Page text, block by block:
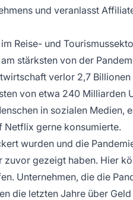
und veranlasst
Reise- und
stärksten von der
verlor 2,7 Billionen
von etwa 240 Milliarden
in sozialen Medien,
Netflix gerne konsumierte.
wurden und die
gezeigt haben. Hier
Unternehmen, die die
die letzten Jahre über